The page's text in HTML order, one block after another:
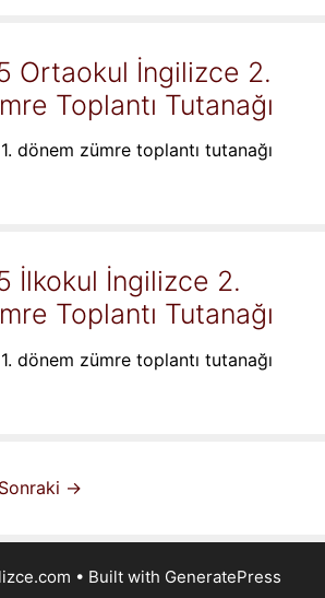
Ortaokul İngilizce 2.
Toplantı Tutanağı
dönem zümre toplantı tutanağı
İlkokul İngilizce 2.
Toplantı Tutanağı
dönem zümre toplantı tutanağı
Sonraki →
• Built with GeneratePress